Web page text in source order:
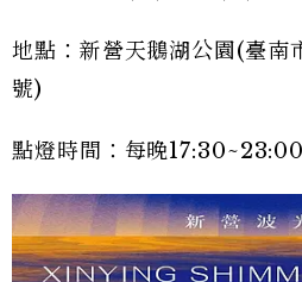
地點：新營天鵝湖公園(臺南
號)
點燈時間：每晚17:30~23:00